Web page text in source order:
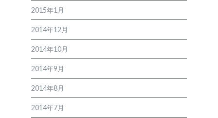
2015年1月
2014年12月
2014年10月
2014年9月
2014年8月
2014年7月